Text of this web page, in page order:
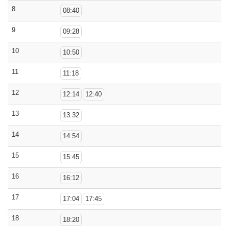
8 08:40
9 09:28
10 10:50
11 11:18
12 12:14 12:40
13 13:32
14 14:54
15 15:45
16 16:12
17 17:04 17:45
18 18:20